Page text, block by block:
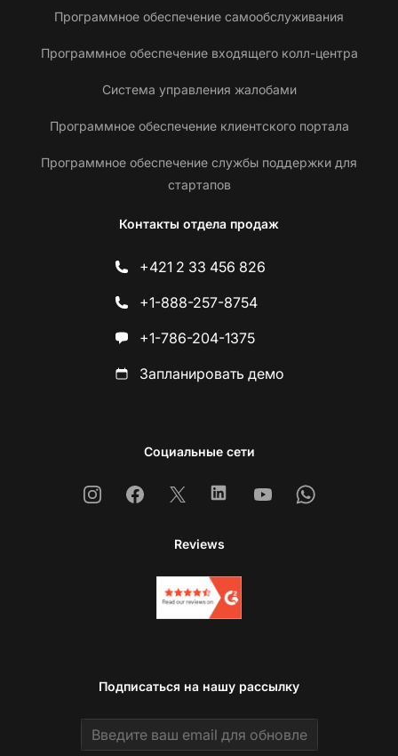
Программное обеспечение самообслуживания
Программное обеспечение входящего колл-центра
Система управления жалобами
Программное обеспечение клиентского портала
Программное обеспечение службы поддержки для
стартапов
Контакты отдела продаж
+421 2 33 456 826
+1-888-257-8754
+1-786-204-1375
Запланировать демо
Социальные сети
InstagramFacebook
X LinkedinYoutubeWhatsapp
Reviews
Подписаться на нашу рассылку
Email address